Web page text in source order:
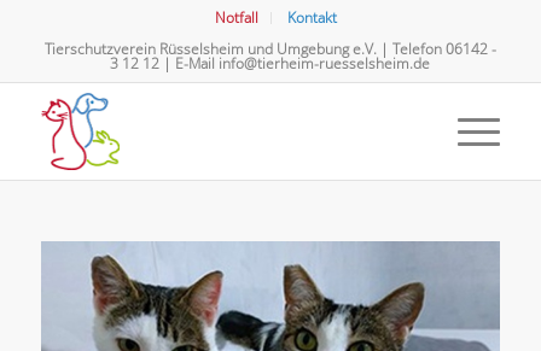
Notfall
Kontakt
Tierschutzverein Rüsselsheim und Umgebung e.V. | Telefon06142 -
3 12 12 | E-Mail info@tierheim-ruesselsheim.de